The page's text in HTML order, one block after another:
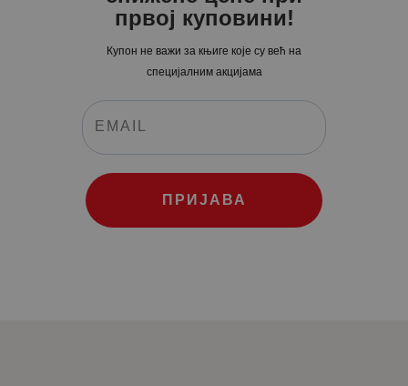
првој куповини!
Купон не важи за књиге које су већ на
специјалним акцијама
ПРИЈАВА